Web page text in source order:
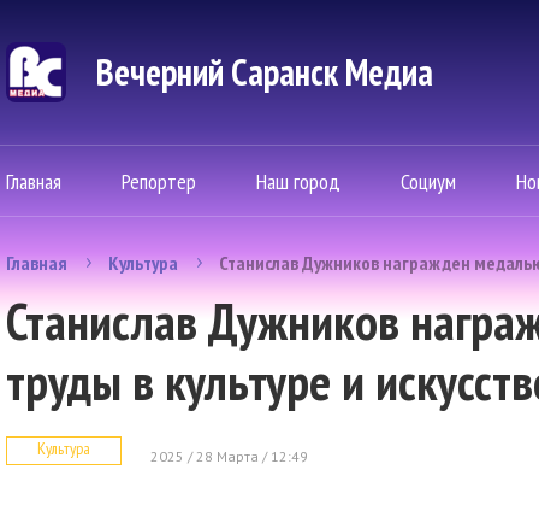
Вечерний Саранск Mедиа
Главная Репортер Наш город Социум
Главная Культура Станислав Дужников награжден медалью
Станислав Дужников
труды в культуре и
Культура 2025 / 28 Марта / 12:49